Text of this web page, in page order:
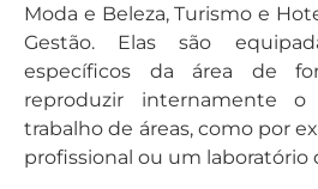
Moda e Beleza, Turismo e
Gestão. Elas são
específicos da área de
reproduzir internamente
trabalho de áreas, como por
profissional ou um laboratório